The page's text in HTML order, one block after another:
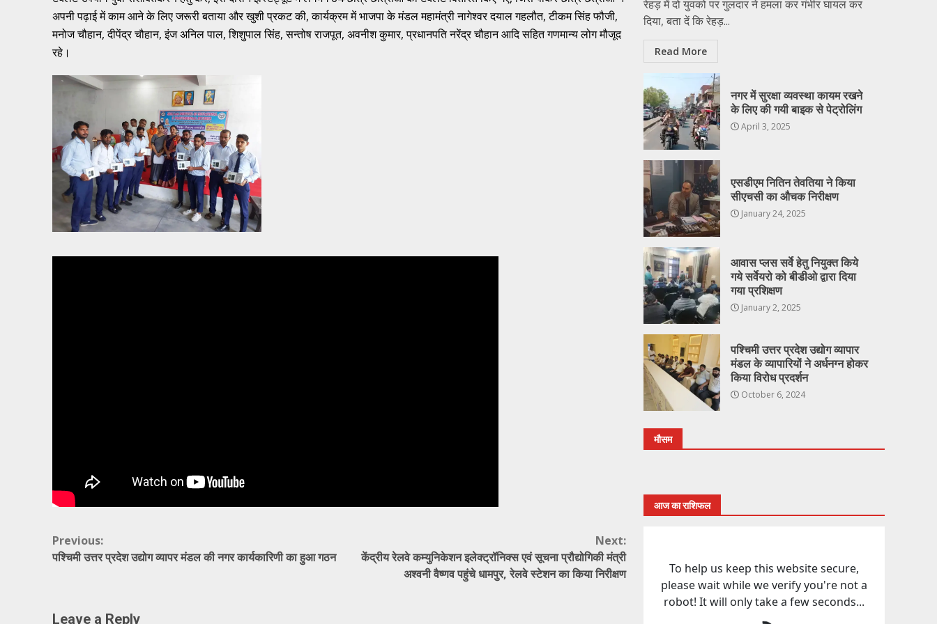
अपनी पढ़ाई में काम आने के लिए जरूरी बताया और खुशी प्रकट की, कार्यक्रम में भाजपा के मंडल महामंत्री नागेश्वर दयाल गहलौत, टीकम सिंह फौजी,
मनोज चौहान, दीपेंद्र चौहान, इंज अनिल पाल, शिशुपाल सिंह, सन्तोष राजपूत, अवनीश कुमार, प्रधानपति नरेंद्र चौहान आदि सहित गणमान्य लोग मौजूद
रहे।
Continue
Reading
Previous:
पश्चिमी उत्तर प्रदेश उद्योग व्यापर मंडल की नगर कार्यकारिणी का हुआ गठन
Next:
केंद्रीय रेलवे कम्युनिकेशन इलेक्ट्रॉनिक्स एवं सूचना प्रौद्योगिकी मंत्री
अश्वनी वैष्णव पहुंचे धामपुर, रेलवे स्टेशन का किया निरीक्षण
Leave a Reply
रेहड़ में दो युवको पर गुलदार ने हमला कर गंभीर घायल कर
दिया, बता दें कि रेहड़...
Read More
नगर में सुरक्षा व्यवस्था कायम रखने
के लिए की गयी बाइक से पेट्रोलिंग
April 3, 2025
एसडीएम नितिन तेवतिया ने किया
सीएचसी का औचक निरीक्षण
January 24, 2025
आवास प्लस सर्वे हेतु नियुक्त किये
गये सर्वेयरो को बीडीओ द्वारा दिया
गया प्रशिक्षण
January 2, 2025
पश्चिमी उत्तर प्रदेश उद्योग व्यापार
मंडल के व्यापारियों ने अर्धनग्न होकर
किया विरोध प्रदर्शन
October 6, 2024
मौसम
आज का राशिफल